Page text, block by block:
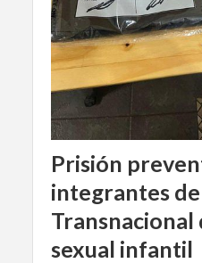
Prisión
integrantes de
Transnacional
sexual infantil